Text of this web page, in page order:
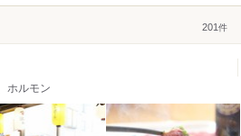
201 件
ホルモン